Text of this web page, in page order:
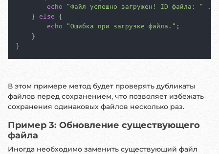
echo
"Файл успешно загружен! ID файла: " .
    }
else {
echo
"Ошибка при загрузке файла." ;
    }
}
В этом примере метод будет проверять дубликаты
файлов перед сохранением, что позволяет избежать
сохранения одинаковых файлов несколько раз.
Пример 3: Обновление существующего
файла
Иногда необходимо заменить существующий файл